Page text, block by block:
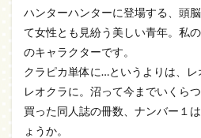
ハンターハンターに登場する、頭
て女性とも見紛う美しい青年。私
のキャラクターです。
クラピカ単体に…というよりは、レ
レオクラに。沼って今までいくら
買った同人誌の冊数、ナンバー１
ょうか。